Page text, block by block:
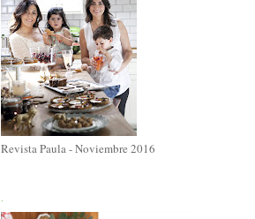
Revista Paula - Noviembre 2016
.